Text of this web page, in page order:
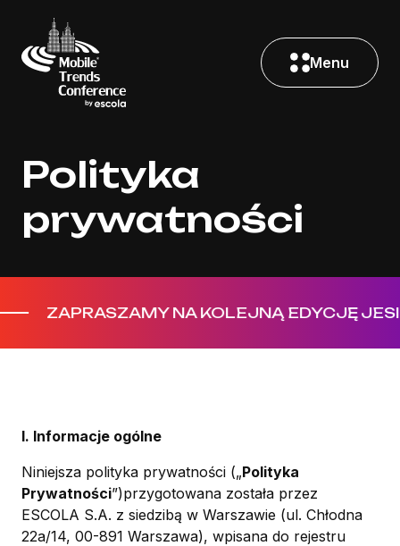
Menu
Polityka
prywatności
NA KOLEJNĄ EDYCJĘ JESIENIĄ
I. Informacje ogólne
Niniejsza polityka prywatności („Polityka
Prywatności”)przygotowana została przez
ESCOLA S.A. z siedzibą w Warszawie (ul. Chłodna
22a/14, 00-891 Warszawa), wpisana do rejestru